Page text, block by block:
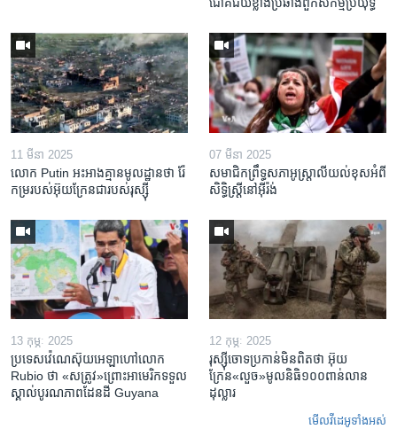
11 មីនា 2025
លោក Putin អះអាង​គ្មាន​មូលដ្ឋាន​ថា រ៉ែ​
កម្រ​របស់​អ៊ុយក្រែន​ជា​របស់​រុស្ស៊ី
07 មីនា 2025
សមាជិកព្រឹទ្ធសភាអូស្ត្រាលីយល់ខុសអំពី
សិទ្ធិស្ត្រីនៅអ៊ីរ៉ង់
13 កុម្ភៈ 2025
ប្រទេសវ៉េណេស៊ុយអេឡាហៅលោក
Rubio ថា «សត្រូវ»ព្រោះអាមេរិកទទួល
ស្គាល់បូរណភាពដែនដី Guyana
12 កុម្ភៈ 2025
រុស្ស៊ីចោទប្រកាន់មិនពិតថា អ៊ុយ
ក្រែន«លួច»មូលនិធិ១០០ពាន់លាន
ដុល្លារ
មើល​វីដេអូ​ទាំង​អស់